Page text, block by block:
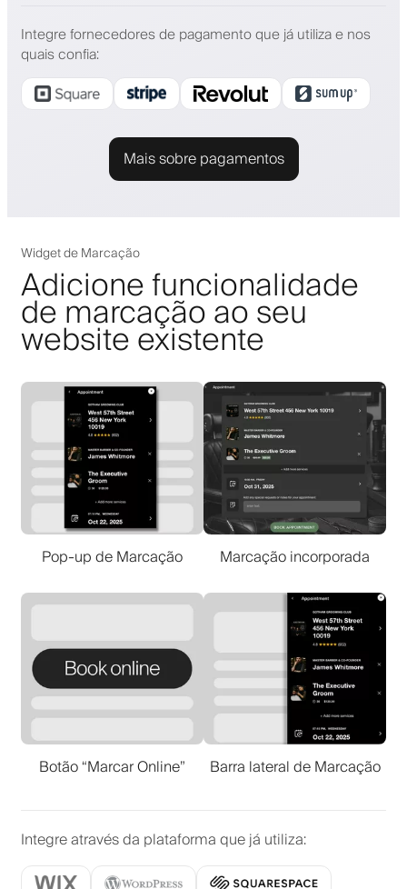
Integre fornecedores de pagamento que já utiliza e nos
quais confia:
Mais sobre pagamentos
Widget de Marcação
Adicione funcionalidade
de marcação ao seu
website existente
Pop-up de Marcação Marcação incorporada
Botão “Marcar Online” Barra lateral de Marcação
Integre através da plataforma que já utiliza: